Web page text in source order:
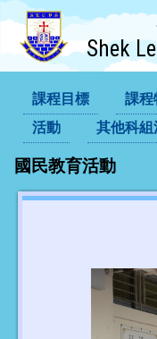
Shek
課程目標 課程
活動
其他科組
國民教育活動